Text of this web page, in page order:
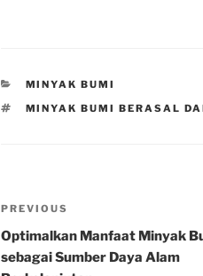
CATEGORIES
MINYAK BUMI
TAGS
MINYAK BUMI BERASAL
Post
navigation
Previous
Post
PREVIOUS
Optimalkan Manfaat Minyak
sebagai Sumber Daya Alam